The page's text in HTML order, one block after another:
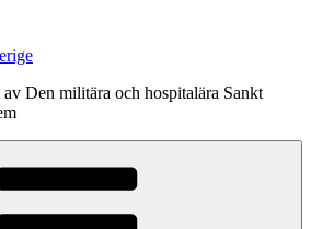
Den militära och hospitalära Sankt